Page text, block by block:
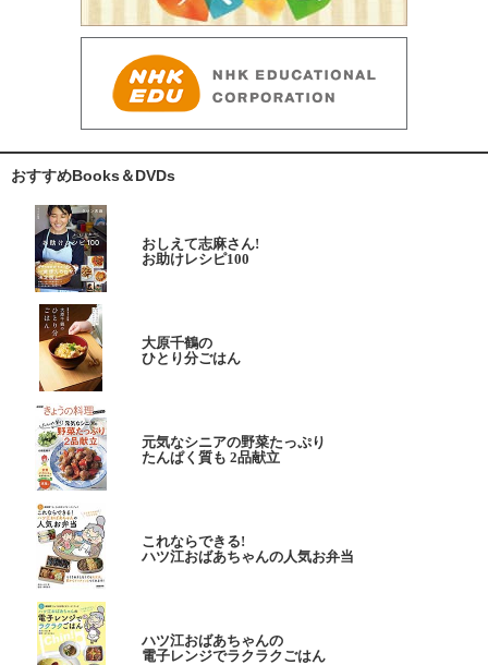
おすすめBooks＆DVDs
おしえて志麻さん!
お助けレシピ100
大原千鶴の
ひとり分ごはん
元気なシニアの野菜たっぷり
たんぱく質も 2品献立
これならできる!
ハツ江おばあちゃんの人気お弁当
ハツ江おばあちゃんの
電子レンジでラクラクごはん